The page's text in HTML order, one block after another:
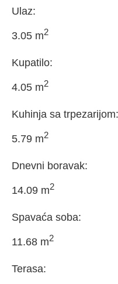
Ulaz:
3.05 m2
Kupatilo:
4.05 m2
Kuhinja sa trpezarijom:
5.79 m2
Dnevni boravak:
14.09 m2
Spavaća soba:
11.68 m2
Terasa: